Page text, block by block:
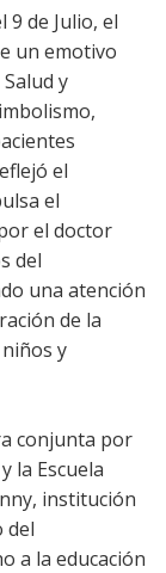
9 de Julio, el
un emotivo
y
el
el
el doctor
del
una atención
de la
y
conjunta por
la Escuela
institución
del
a la educación